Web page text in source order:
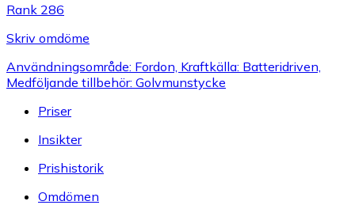
Rank 286
Skriv omdöme
Användningsområde: Fordon, Kraftkälla: Batteridriven,
Medföljande tillbehör: Golvmunstycke
Priser
Insikter
Prishistorik
Omdömen